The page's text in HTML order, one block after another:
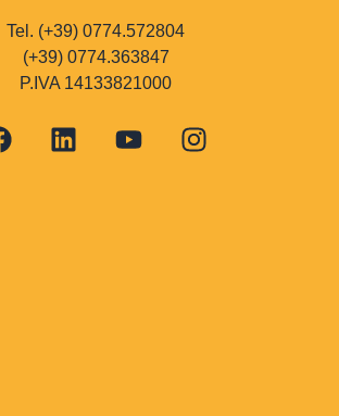
Tel. (+39) 0774.572804
(+39) 0774.363847
P.IVA 14133821000